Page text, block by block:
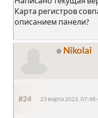
Карта регистров
описанием панели?
Nikolai
#24 23 марта 2022,